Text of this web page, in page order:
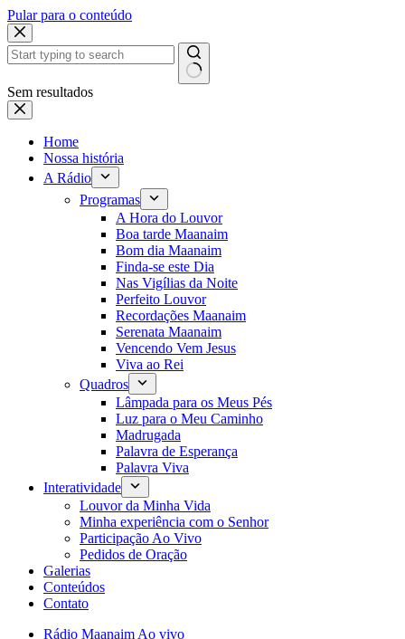
Pular para o conteúdo
Sem resultados
Home
Nossa história
A Rádio
Programas
A Hora do Louvor
Boa tarde Maanaim
Bom dia Maanaim
Finda-se este Dia
Nas Vigílias da Noite
Perfeito Louvor
Recordações Maanaim
Serenata Maanaim
Vencendo Vem Jesus
Viva ao Rei
Quadros
Lâmpada para os Meus Pés
Luz para o Meu Caminho
Madrugada
Palavra de Esperança
Palavra Viva
Interatividade
Louvor da Minha Vida
Minha experiência com o Senhor
Participação Ao Vivo
Pedidos de Oração
Galerias
Conteúdos
Contato
Rádio Maanaim Ao vivo